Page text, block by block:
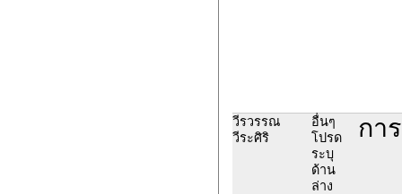
วีรวรรณ
วีระศิริ
อื่นๆ
โปรด
ระบุ
ด้าน
ล่าง
กา